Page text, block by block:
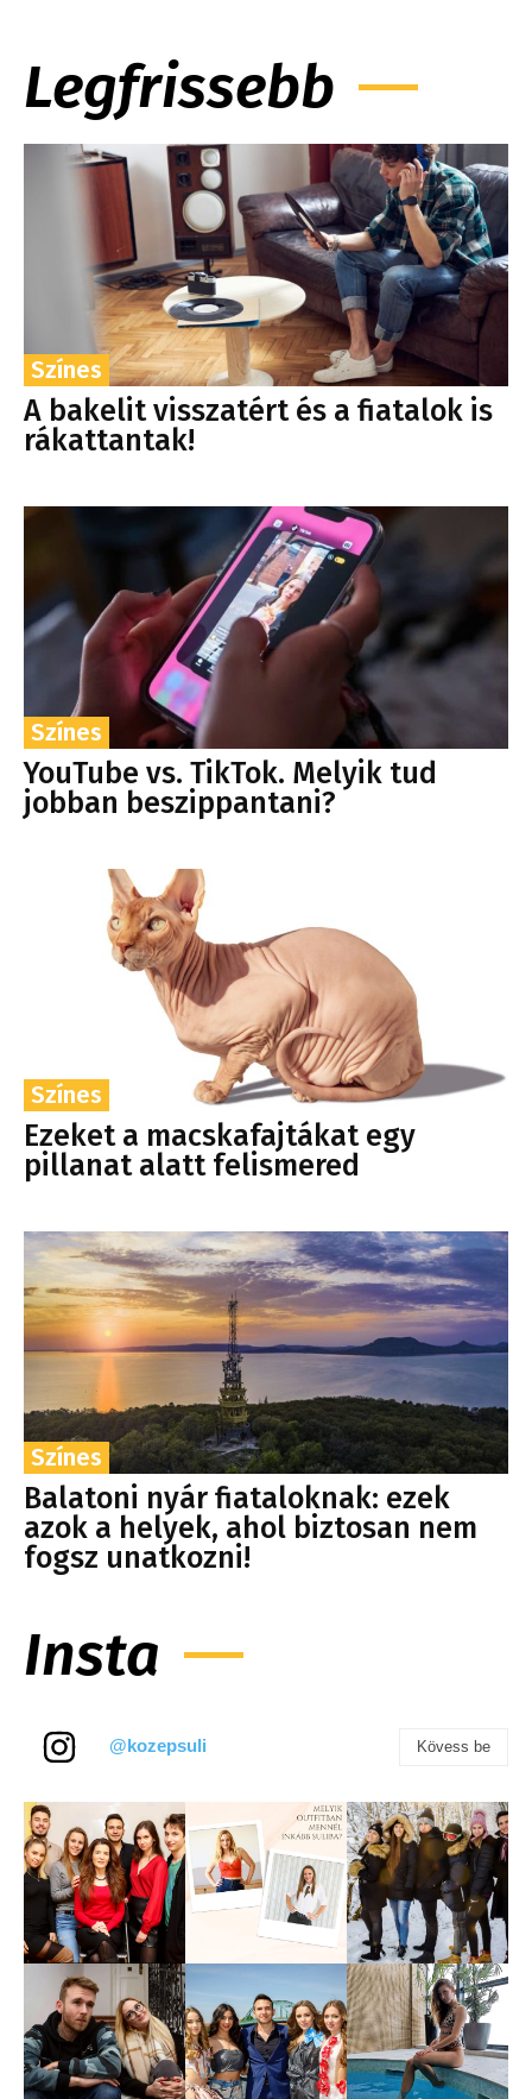
Legfrissebb
Színes
A bakelit visszatért és a fiatalok is
rákattantak!
Színes
YouTube vs. TikTok. Melyik tud
jobban beszippantani?
Színes
Ezeket a macskafajtákat egy
pillanat alatt felismered
Színes
Balatoni nyár fiataloknak: ezek
azok a helyek, ahol biztosan nem
fogsz unatkozni!
Insta
@kozepsuli Kövess be